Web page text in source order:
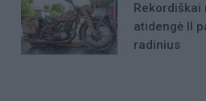
Rekordiškai
atidengė II
radinius